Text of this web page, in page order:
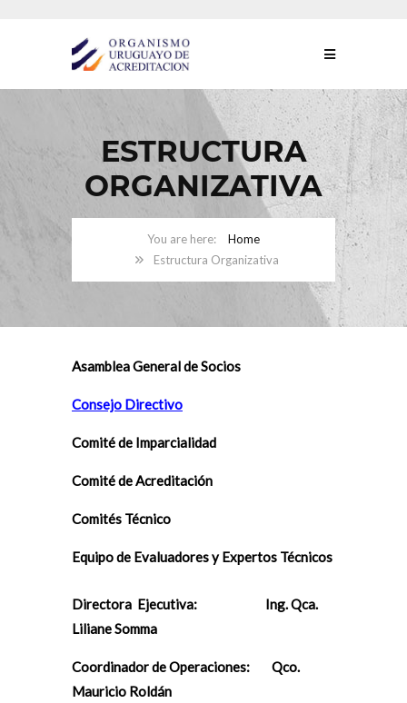
ESTRUCTURA
ORGANIZATIVA
Home
Estructura Organizativa
Asamblea General de Socios
Consejo Directivo
Comité de Imparcialidad
Comité de Acreditación
Comités Técnico
Equipo de Evaluadores y Expertos Técnicos
Directora Ejecutiva: Ing. Qca.
Liliane Somma
Coordinador de Operaciones: Qco.
Mauricio Roldán